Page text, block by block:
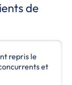
de
repris le
et